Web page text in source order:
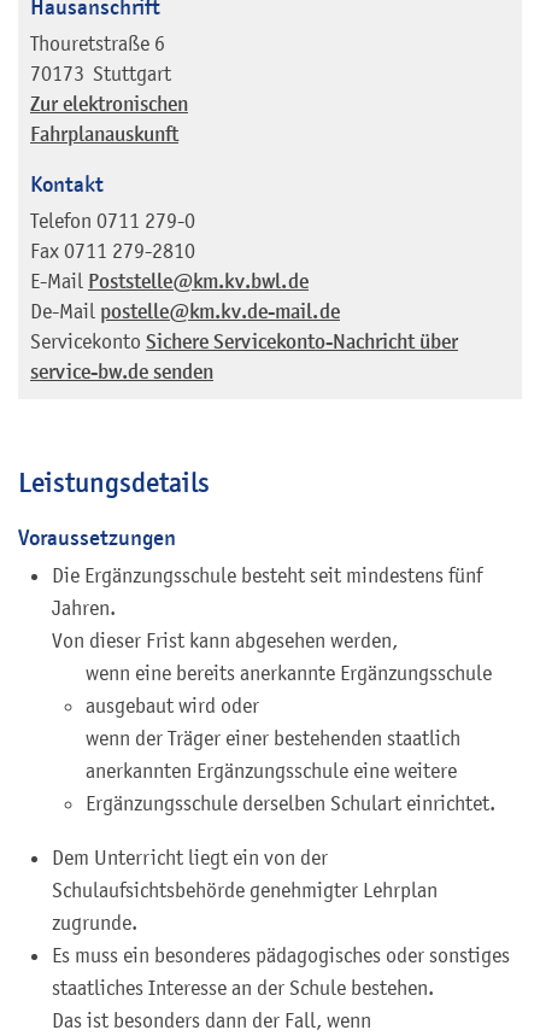
Hausanschrift
Thouretstraße 6
70173 Stuttgart
Zur elektronischen
Fahrplanauskunft
Kontakt
Telefon 0711 279-0
Fax 0711 279-2810
E-Mail Poststelle@km.kv.bwl.de
De-Mail postelle@km.kv.de-mail.de
Servicekonto Sichere Servicekonto-Nachricht über
service-bw.de senden
Leistungsdetails
Voraussetzungen
Die Ergänzungsschule besteht seit mindestens fünf
Jahren.
Von dieser Frist kann abgesehen werden,
wenn eine bereits anerkannte Ergänzungsschule
ausgebaut wird oder
wenn der Träger einer bestehenden staatlich
anerkannten Ergänzungsschule eine weitere
Ergänzungsschule derselben Schulart einrichtet.
Dem Unterricht liegt ein von der
Schulaufsichtsbehörde genehmigter Lehrplan
zugrunde.
Es muss ein besonderes pädagogisches oder sonstiges
staatliches Interesse an der Schule bestehen.
Das ist besonders dann der Fall, wenn